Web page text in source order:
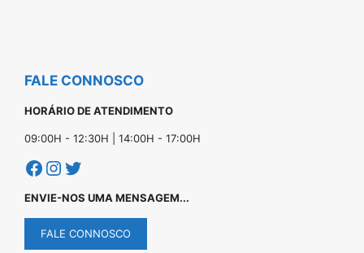
FALE CONNOSCO
HORÁRIO DE ATENDIMENTO
09:00H - 12:30H | 14:00H - 17:00H
Facebook
Instagram
Twitter
ENVIE-NOS UMA MENSAGEM...
FALE CONNOSCO